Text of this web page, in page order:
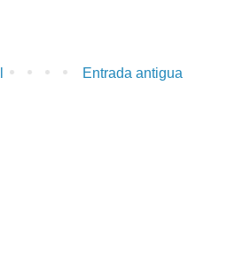
Entrada antigua